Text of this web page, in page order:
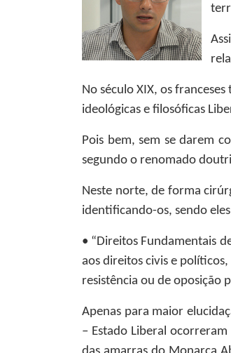
No século XIX, os
ideológicas e filosóficas
Pois bem, sem se darem
segundo o renomado
Neste norte, de forma
identificando-os, sendo
• “Direitos Fundamentais
aos direitos civis e
resistência ou de oposição
Apenas para maior
– Estado Liberal